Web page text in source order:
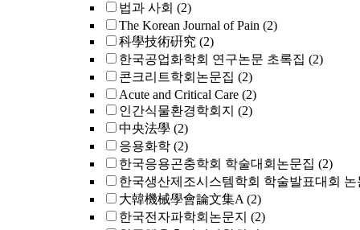
법과 사회 (2)
The Korean Journal of Pain (2)
科學技術硏究 (2)
한국공업화학회 연구논문 초록집 (2)
콘크리트학회논문집 (2)
Acute and Critical Care (2)
인간식물환경학회지 (2)
中央法學 (2)
응용화학 (2)
한국응용곤충학회 학술대회논문집 (2)
한국생산제조시스템학회 학술발표대회 논
大韓機械學會論文集A (2)
한국전자파학회논문지 (2)